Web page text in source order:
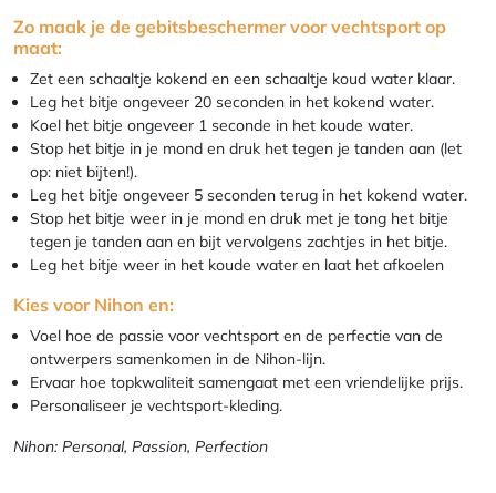
Zo maak je de gebitsbeschermer voor vechtsport op
maat:
Zet een schaaltje kokend en een schaaltje koud water klaar.
Leg het bitje ongeveer 20 seconden in het kokend water.
Koel het bitje ongeveer 1 seconde in het koude water.
Stop het bitje in je mond en druk het tegen je tanden aan (let
op: niet bijten!).
Leg het bitje ongeveer 5 seconden terug in het kokend water.
Stop het bitje weer in je mond en druk met je tong het bitje
tegen je tanden aan en bijt vervolgens zachtjes in het bitje.
Leg het bitje weer in het koude water en laat het afkoelen
Kies voor Nihon en:
Voel hoe de passie voor vechtsport en de perfectie van de
ontwerpers samenkomen in de Nihon-lijn.
Ervaar hoe topkwaliteit samengaat met een vriendelijke prijs.
Personaliseer je vechtsport-kleding.
Nihon: Personal, Passion, Perfection